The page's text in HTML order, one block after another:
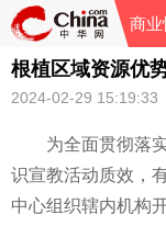
商
根植区域资源优
2024-02-29 15:19:33
为全面贯彻落
识宣教活动质效，
中心组织辖内机构